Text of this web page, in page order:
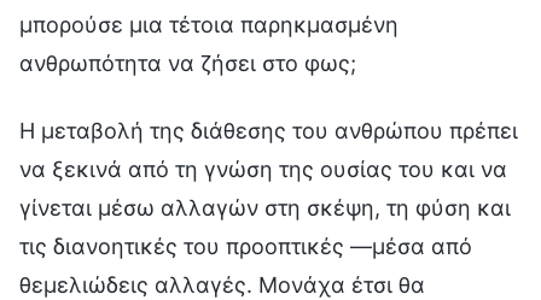
μπορούσε μια τέτοια παρηκμασμένη
ανθρωπότητα να ζήσει στο φως;
Η μεταβολή της διάθεσης του ανθρώπου πρέπει
να ξεκινά από τη γνώση της ουσίας του και να
γίνεται μέσω αλλαγών στη σκέψη, τη φύση και
τις διανοητικές του προοπτικές —μέσα από
θεμελιώδεις αλλαγές. Μονάχα έτσι θα